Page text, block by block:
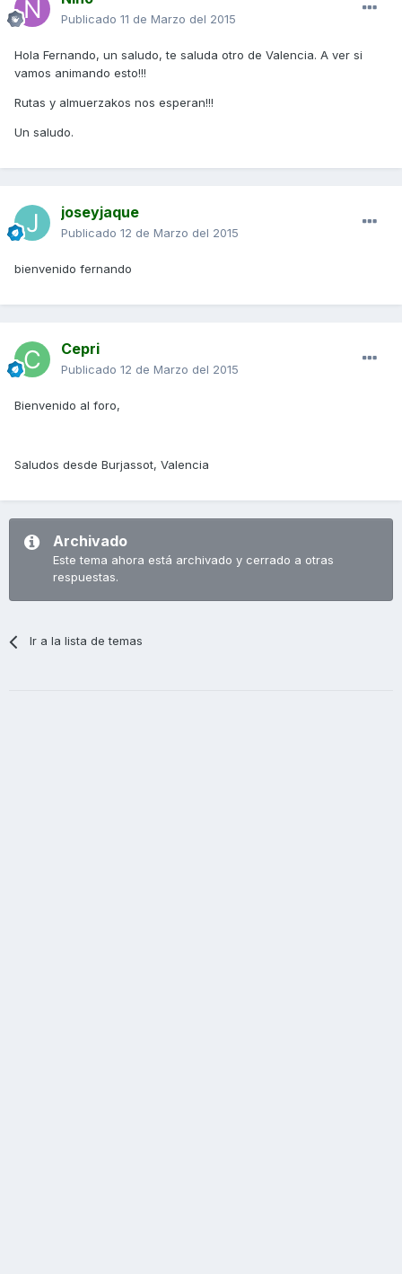
Publicado 11 de Marzo del 2015
Hola Fernando, un saludo, te saluda otro de Valencia. A ver si
vamos animando esto!!!
Rutas y almuerzakos nos esperan!!!
Un saludo.
joseyjaque
Publicado 12 de Marzo del 2015
bienvenido fernando
Cepri
Publicado 12 de Marzo del 2015
Bienvenido al foro,
Saludos desde Burjassot, Valencia
Archivado
Este tema ahora está archivado y cerrado a otras
respuestas.
Ir a la lista de temas